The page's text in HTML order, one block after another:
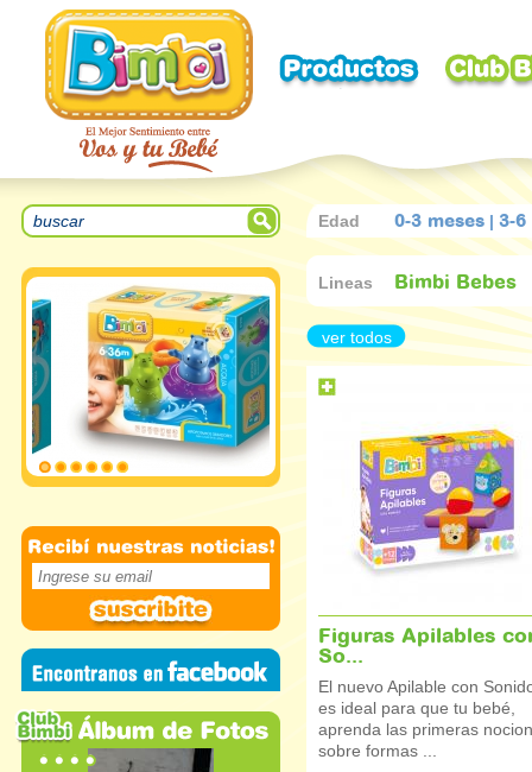
Edad 0-3 meses | 3-6
Lineas Bimbi Bebes
ver todos
Figuras Apilables
So...
El nuevo Apilable con
es ideal para que tu bebé,
aprenda las primeras
sobre formas ...